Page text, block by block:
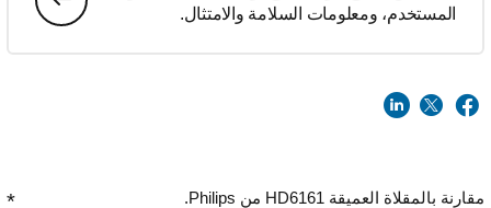
المستخدم، ومعلومات السلامة والامتثال.
مقارنة بالمقلاة العميقة HD6161 من Philips.